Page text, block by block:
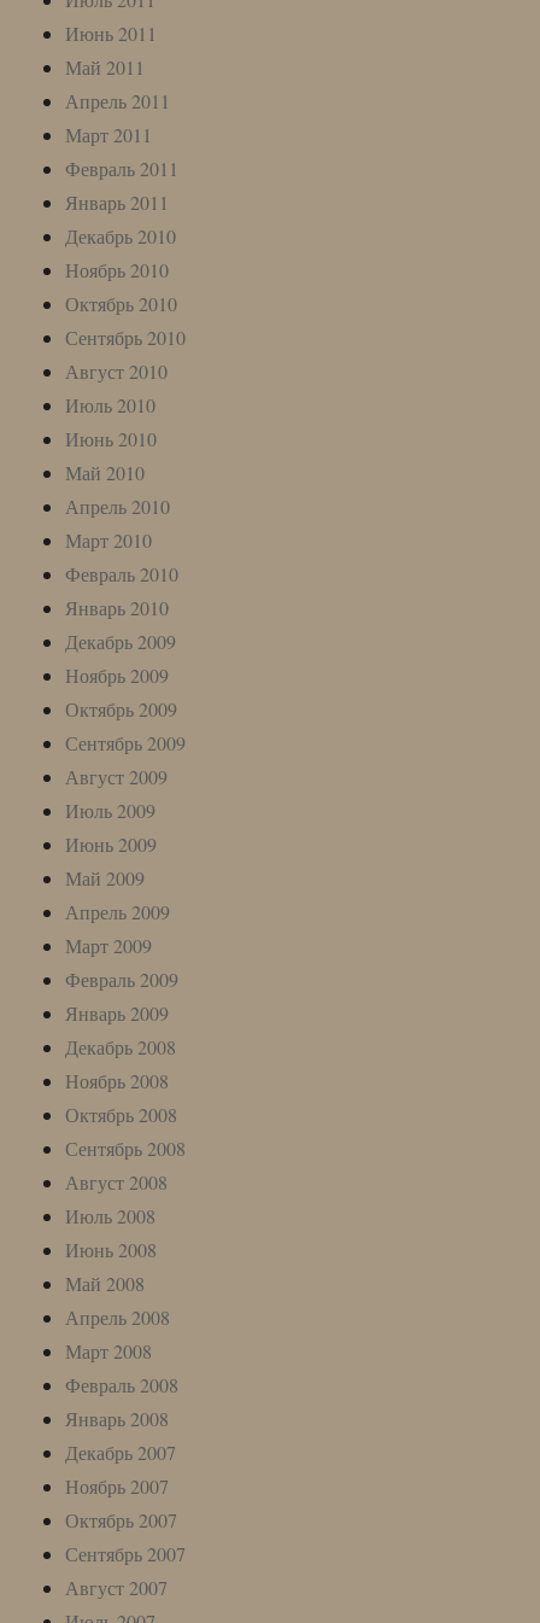
Июнь 2011
Май 2011
Апрель 2011
Март 2011
Февраль 2011
Январь 2011
Декабрь 2010
Ноябрь 2010
Октябрь 2010
Сентябрь 2010
Август 2010
Июль 2010
Июнь 2010
Май 2010
Апрель 2010
Март 2010
Февраль 2010
Январь 2010
Декабрь 2009
Ноябрь 2009
Октябрь 2009
Сентябрь 2009
Август 2009
Июль 2009
Июнь 2009
Май 2009
Апрель 2009
Март 2009
Февраль 2009
Январь 2009
Декабрь 2008
Ноябрь 2008
Октябрь 2008
Сентябрь 2008
Август 2008
Июль 2008
Июнь 2008
Май 2008
Апрель 2008
Март 2008
Февраль 2008
Январь 2008
Декабрь 2007
Ноябрь 2007
Октябрь 2007
Сентябрь 2007
Август 2007